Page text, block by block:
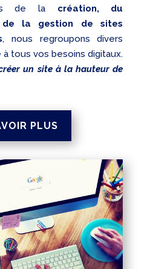
de la création, du
de la gestion de sites
, nous regroupons divers
tous vos besoins digitaux.
un site à la hauteur de
PLUS